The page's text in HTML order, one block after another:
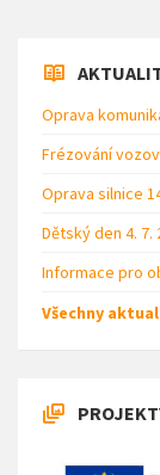
Oprava
Frézování
Oprava silnice
Dětský den 4. 7.
Informace pro
Všechny